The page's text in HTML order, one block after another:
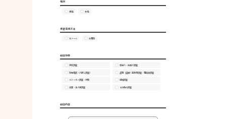
性別
男性 女性
希望返信方法
Ｅメール お電話
相談分野
浮気調査 家出人・失踪人調査
所在確認（人探し調査） 盗聴（盗撮）器発見調査・電磁波調査
ストーカー調査・対策 結婚調査
企業・法人様調査 その他の調査
相談内容